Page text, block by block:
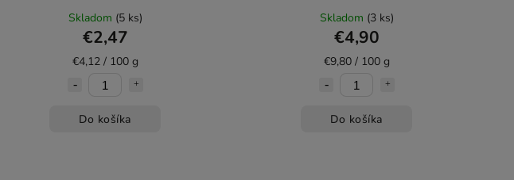
Skladom (5 ks)
€2,47
€4,12 / 100 g
Do košíka
Skladom (3 ks)
€4,90
€9,80 / 100 g
Do košíka